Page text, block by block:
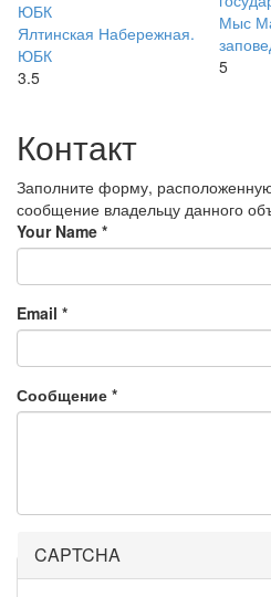
Ялтинская Набережная.
ЮБК
3.5
Мыс
5
Контакт
Заполните форму,
сообщение владельцу данного
Your Name *
Email *
Сообщение *
CAPTCHA